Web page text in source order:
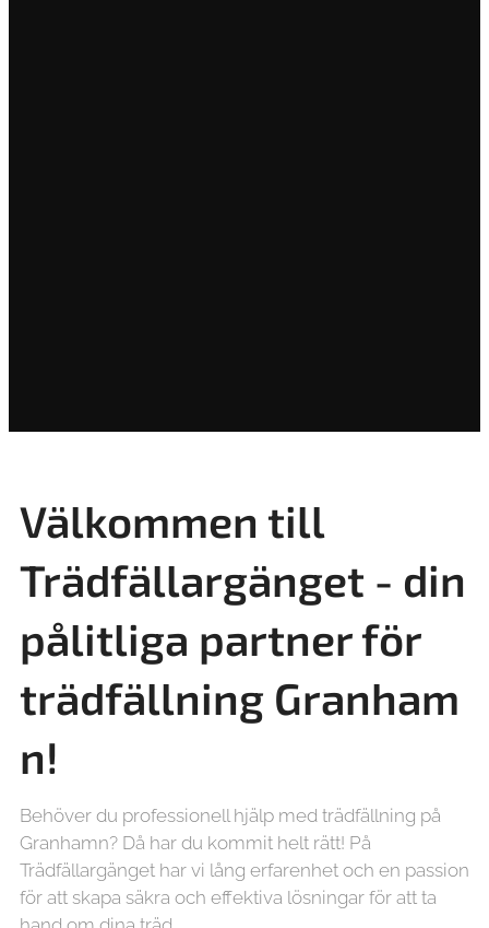
Välkommen till
Trädfällargänget - din
pålitliga partner för
trädfällning Granham
n!
Behöver du professionell hjälp med trädfällning på
Granhamn? Då har du kommit helt rätt! På
Trädfällargänget har vi lång erfarenhet och en passion
för att skapa säkra och effektiva lösningar för att ta